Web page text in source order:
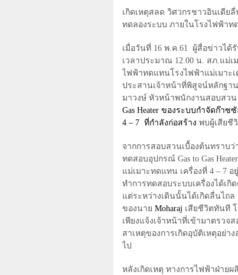
เกิดเหตุสลด วิศวกรชาวอินเดีย
ทดลองระบบ ภายในโรงไฟฟ้าท
เมื่อวันที่ 16 พ.ค.61
ผู้สื่อข่าวได้
เวลาประมาณ 12.00 น. สภ.แม่เ
ไฟฟ้าทดแทนโรงไฟฟ้าแม่เมาะเ
ประสานเจ้าหน้าที่พิสูจน์หลักฐาน
มาวงษ์ หัวหน้าพนักงานสอบสวน
Gas Heater ของระบบกำจัดก๊าซ
4 – 7 ที่กำลังก่อสร้าง พบผู้เสียชี
จากการสอบสวนเบื้องต้นทราบ
ทดสอบอุปกรณ์ Gas to Gas Heater
แม่เมาะทดแทน เครื่องที่ 4 – 7 อ
ทำการทดสอบระบบเครื่องได้เกิ
แต่ระหว่างเดินนั้นได้เกิดลื่นไถล
ของนาย Moharaj เสียชีวิตทันที
เพียงแจ้งเจ้าหน้าที่เข้ามาตรวจส
สาเหตุของการเกิดอุบัติเหตุอย่า
ไป
หลังเกิดเหตุ ทางการไฟฟ้าฝ่ายผ